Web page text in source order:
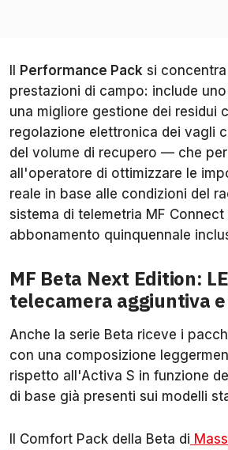
Il Performance Pack si
prestazioni di campo: include
una migliore gestione dei residui
regolazione elettronica dei vagli
del volume di recupero — che
all'operatore di ottimizzare le
reale in base alle condizioni del
sistema di telemetria MF Connect
abbonamento quinquennale
MF Beta Next Edition:
telecamera aggiuntiva
Anche la serie Beta riceve i
con una composizione
rispetto all'Activa S in funzione
di base già presenti sui modelli
Il Comfort Pack della Beta di